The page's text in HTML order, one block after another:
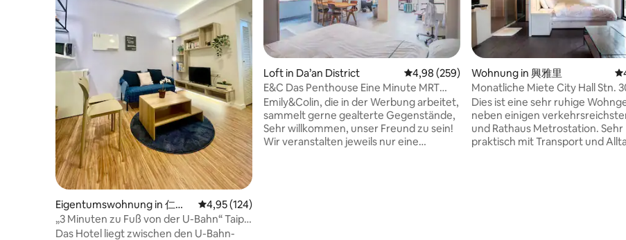
Eigentumswohnung in 仁愛
里
Durchschnittliche Bewertung: 4,95 von 5, 124 Bewertungen
4,95 (124)
„3 Minuten zu Fuß von der U-Bahn“ Taipei
Zhongxiao Fuxing Ostbezirk Da'an Bezirk
Das Hotel liegt zwischen den U-Bahn-
Loft in Da’an District Durchschnittliche Bewertung: 4,98 von 5,
4,98 (259)
E&C Das Penthouse Eine Minute MRT
nach Taipeh 101
Emily&Colin, die in der Werbung arbeitet,
sammelt gerne gealterte Gegenstände,
Sehr willkommen, unser Freund zu sein!
Wir veranstalten jeweils nur eine
Wohnung in 興雅里
Monatliche Miete City Hall Stn.
Yongji C Rathaus U-Bahnhof 300
Yongji Linju C
Dies ist eine sehr ruhige
neben einigen
und Rathaus Metrostation. Sehr
praktisch mit Transport und Alltag.